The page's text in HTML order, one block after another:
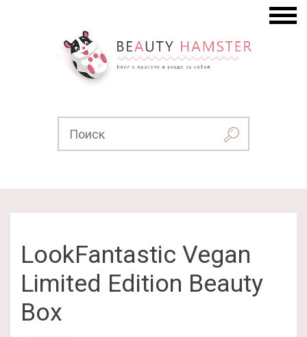
LookFantastic Vegan
Limited Edition Beauty
Box